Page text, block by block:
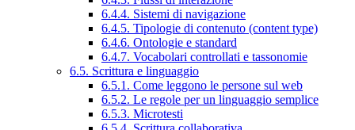
6.4.4. Sistemi di navigazione
6.4.5. Tipologie di contenuto (content type)
6.4.6. Ontologie e standard
6.4.7. Vocabolari controllati e tassonomie
6.5. Scrittura e linguaggio
6.5.1. Come leggono le persone sul web
6.5.2. Le regole per un linguaggio semplice
6.5.3. Microtesti